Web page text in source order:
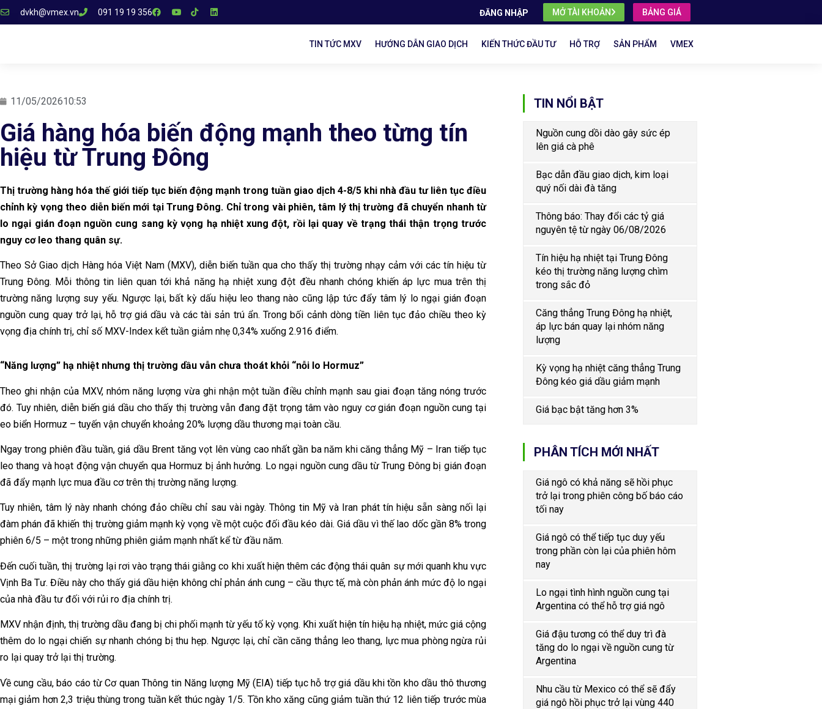
dvkh@vmex.vn 091 19 19 356 ĐĂNG NHẬP MỞ TÀI KHOẢN BẢNG GIÁ
TIN TỨC MXV HƯỚNG DẪN GIAO DỊCH KIẾN THỨC ĐẦU TƯ HỖ TRỢ SẢN PHẨM VMEX
11/05/202610:53
Giá hàng hóa biến động mạnh theo từng tín
hiệu từ Trung Đông
Thị trường hàng hóa thế giới tiếp tục biến động mạnh trong tuần giao dịch 4-8/5 khi nhà đầu tư liên tục điều
chỉnh kỳ vọng theo diễn biến mới tại Trung Đông. Chỉ trong vài phiên, tâm lý thị trường đã chuyển nhanh từ
lo ngại gián đoạn nguồn cung sang kỳ vọng hạ nhiệt xung đột, rồi lại quay về trạng thái thận trọng trước
nguy cơ leo thang quân sự.
Theo Sở Giao dịch Hàng hóa Việt Nam (MXV), diễn biến tuần qua cho thấy thị trường nhạy cảm với các tín hiệu từ
Trung Đông. Mỗi thông tin liên quan tới khả năng hạ nhiệt xung đột đều nhanh chóng khiến áp lực mua trên thị
trường năng lượng suy yếu. Ngược lại, bất kỳ dấu hiệu leo thang nào cũng lập tức đẩy tâm lý lo ngại gián đoạn
nguồn cung quay trở lại, hỗ trợ giá dầu và các tài sản trú ẩn. Trong bối cảnh dòng tiền liên tục đảo chiều theo kỳ
vọng địa chính trị, chỉ số MXV-Index kết tuần giảm nhẹ 0,34% xuống 2.916 điểm.
“Năng lượng” hạ nhiệt nhưng thị trường dầu vẫn chưa thoát khỏi “nỗi lo Hormuz”
Theo ghi nhận của MXV, nhóm năng lượng vừa ghi nhận một tuần điều chỉnh mạnh sau giai đoạn tăng nóng trước
đó. Tuy nhiên, diễn biến giá dầu cho thấy thị trường vẫn đang đặt trọng tâm vào nguy cơ gián đoạn nguồn cung tại
eo biển Hormuz – tuyến vận chuyển khoảng 20% lượng dầu thương mại toàn cầu.
Ngay trong phiên đầu tuần, giá dầu Brent tăng vọt lên vùng cao nhất gần ba năm khi căng thẳng Mỹ – Iran tiếp tục
leo thang và hoạt động vận chuyển qua Hormuz bị ảnh hưởng. Lo ngại nguồn cung dầu từ Trung Đông bị gián đoạn
đã đẩy mạnh lực mua đầu cơ trên thị trường năng lượng.
Tuy nhiên, tâm lý này nhanh chóng đảo chiều chỉ sau vài ngày. Thông tin Mỹ và Iran phát tín hiệu sẵn sàng nối lại
đàm phán đã khiến thị trường giảm mạnh kỳ vọng về một cuộc đối đầu kéo dài. Giá dầu vì thế lao dốc gần 8% trong
phiên 6/5 – một trong những phiên giảm mạnh nhất kể từ đầu năm.
Đến cuối tuần, thị trường lại rơi vào trạng thái giằng co khi xuất hiện thêm các động thái quân sự mới quanh khu vực
Vịnh Ba Tư. Điều này cho thấy giá dầu hiện không chỉ phản ánh cung – cầu thực tế, mà còn phản ánh mức độ lo ngại
của nhà đầu tư đối với rủi ro địa chính trị.
MXV nhận định, thị trường dầu đang bị chi phối mạnh từ yếu tố kỳ vọng. Khi xuất hiện tín hiệu hạ nhiệt, mức giá cộng
thêm do lo ngại chiến sự nhanh chóng bị thu hẹp. Ngược lại, chỉ cần căng thẳng leo thang, lực mua phòng ngừa rủi
ro lại quay trở lại thị trường.
Về cung cầu, báo cáo từ Cơ quan Thông tin Năng lượng Mỹ (EIA) tiếp tục hỗ trợ giá dầu khi tồn kho dầu thô thương
mại giảm hơn 2,3 triệu thùng trong tuần kết thúc ngày 1/5. Tồn kho xăng cũng giảm tuần thứ 12 liên tiếp trước mùa
TIN NỔI BẬT
Nguồn cung dồi dào gây sức ép
lên giá cà phê
Bạc dẫn đầu giao dịch, kim loại
quý nối dài đà tăng
Thông báo: Thay đổi các tỷ giá
nguyên tệ từ ngày 06/08/2026
Tín hiệu hạ nhiệt tại Trung Đông
kéo thị trường năng lượng chìm
trong sắc đỏ
Căng thẳng Trung Đông hạ nhiệt,
áp lực bán quay lại nhóm năng
lượng
Kỳ vọng hạ nhiệt căng thẳng Trung
Đông kéo giá dầu giảm mạnh
Giá bạc bật tăng hơn 3%
PHÂN TÍCH MỚI NHẤT
Giá ngô có khả năng sẽ hồi phục
trở lại trong phiên công bố báo cáo
tối nay
Giá ngô có thể tiếp tục duy yếu
trong phần còn lại của phiên hôm
nay
Lo ngại tình hình nguồn cung tại
Argentina có thể hỗ trợ giá ngô
Giá đậu tương có thể duy trì đà
tăng do lo ngại về nguồn cung từ
Argentina
Nhu cầu từ Mexico có thể sẽ đẩy
giá ngô hồi phục trở lại vùng 440